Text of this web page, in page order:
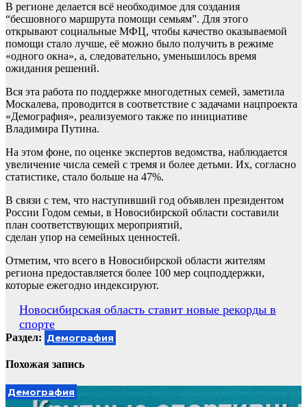
В регионе делается всё необходимое для создания
“бесшовного маршрута помощи семьям”. Для этого
открывают социальные МФЦ, чтобы качество оказываемой
помощи стало лучше, её можно было получить в режиме
«одного окна», а, следовательно, уменьшилось время
ожидания решений.
Вся эта работа по поддержке многодетных семей, заметила
Москалева, проводится в соответствие с задачами нацпроекта
«Демография», реализуемого также по инициативе
Владимира Путина.
На этом фоне, по оценке экспертов ведомства, наблюдается
увеличение числа семей с тремя и более детьми. Их, согласно
статистике, стало больше на 47%.
В связи с тем, что наступивший год объявлен президентом
России Годом семьи, в Новосибирской области составили
план соответствующих мероприятий,
сделан упор на семейных ценностей.
Отметим, что всего в Новосибирской области жителям
региона предоставляется более 100 мер соцподдержки,
которые ежегодно индексируют.
Навигация
по
записям
Новосибирская область ставит новые рекорды в
спорте
Раздел: Демография
Похожая запись
Демография